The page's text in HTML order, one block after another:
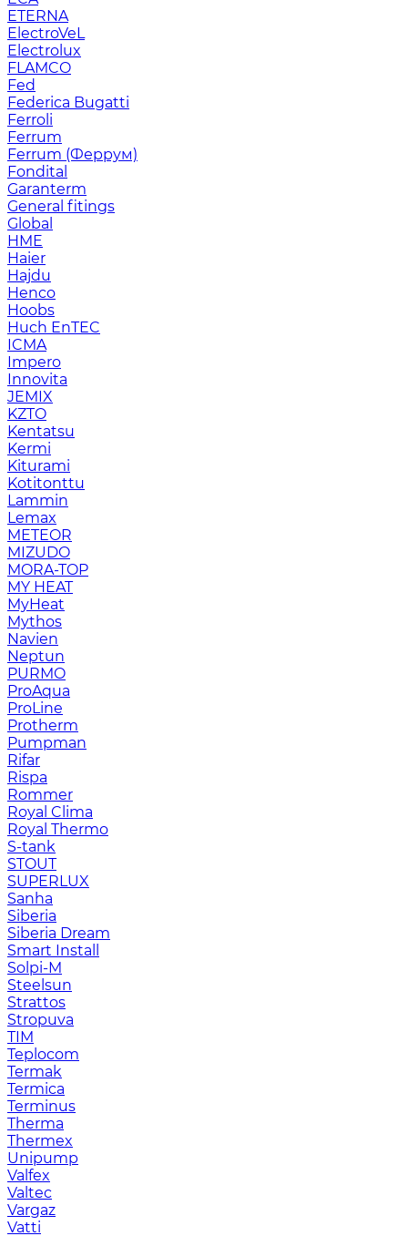
ETERNA
ElectroVeL
Electrolux
FLAMCO
Fed
Federica Bugatti
Ferroli
Ferrum
Ferrum (Феррум)
Fondital
Garanterm
General fitings
Global
HME
Haier
Hajdu
Henco
Hoobs
Huch EnTEC
ICMA
Impero
Innovita
JEMIX
KZTO
Kentatsu
Kermi
Kiturami
Kotitonttu
Lammin
Lemax
METEOR
MIZUDO
MORA-TOP
MY HEAT
MyHeat
Mythos
Navien
Neptun
PURMO
ProAqua
ProLine
Protherm
Pumpman
Rifar
Rispa
Rommer
Royal Clima
Royal Thermo
S-tank
STOUT
SUPERLUX
Sanha
Siberia
Siberia Dream
Smart Install
Solpi-M
Steelsun
Strattos
Stropuva
TIM
Teplocom
Termak
Termica
Terminus
Therma
Thermex
Unipump
Valfex
Valtec
Vargaz
Vatti